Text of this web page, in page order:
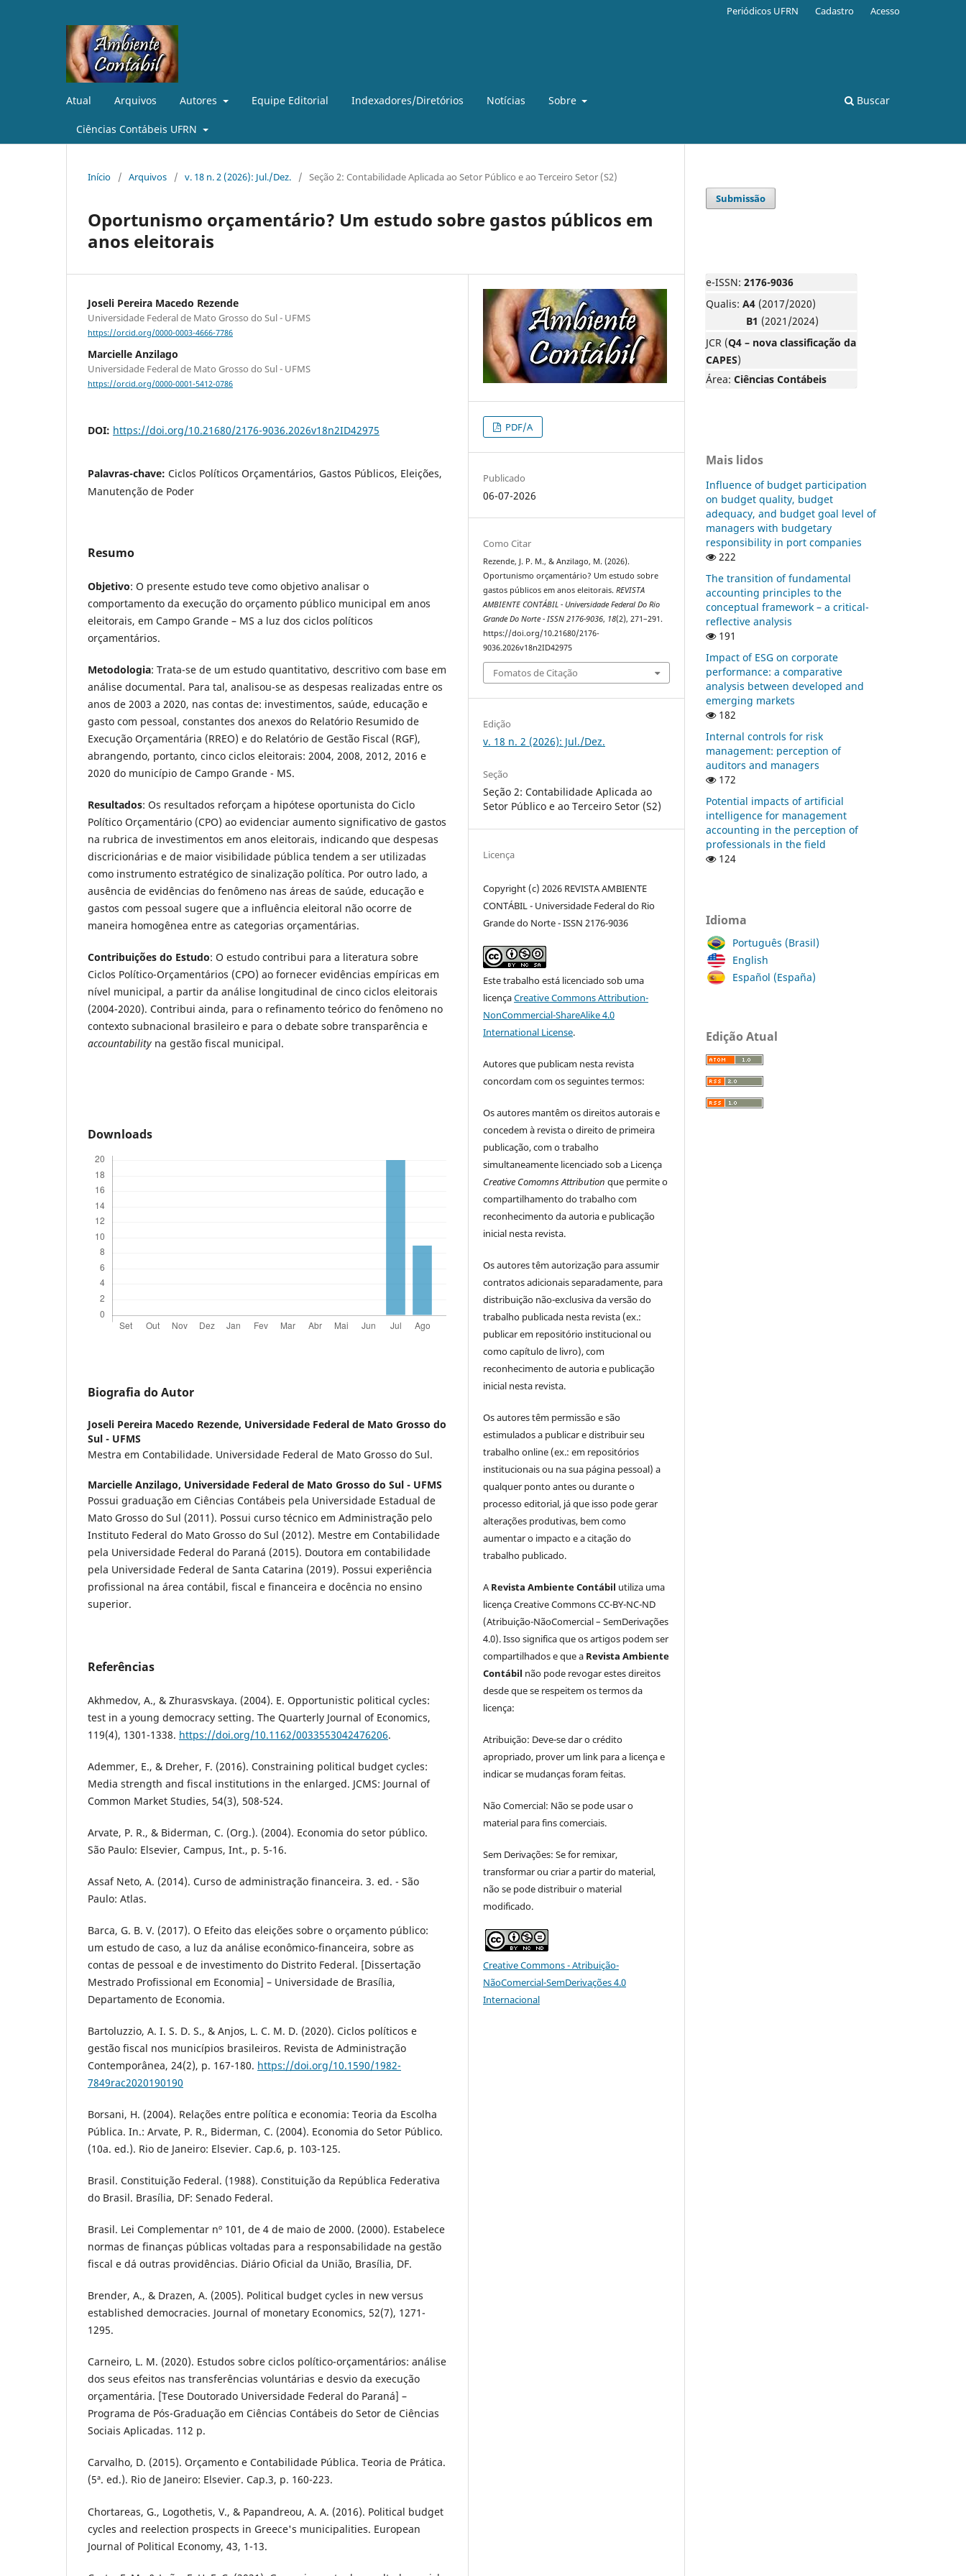
Atual Arquivos Autores Equipe Editorial Indexadores/Diretórios Notícias Sobre
Ciências Contábeis UFRN
Buscar
Periódicos UFRN Cadastro Acesso
Início / Arquivos / v. 18 n. 2 (2026): Jul./Dez. / Seção 2: Contabilidade Aplicada ao Setor Público e ao Terceiro Setor (S2)
Oportunismo orçamentário? Um estudo sobre gastos públicos em
anos eleitorais
Joseli Pereira Macedo Rezende
Universidade Federal de Mato Grosso do Sul - UFMS
https://orcid.org/0000-0003-4666-7786
Marcielle Anzilago
Universidade Federal de Mato Grosso do Sul - UFMS
https://orcid.org/0000-0001-5412-0786
DOI: https://doi.org/10.21680/2176-9036.2026v18n2ID42975
Palavras-chave: Ciclos Políticos Orçamentários, Gastos Públicos, Eleições,
Manutenção de Poder
Resumo
Objetivo: O presente estudo teve como objetivo analisar o
comportamento da execução do orçamento público municipal em anos
eleitorais, em Campo Grande – MS a luz dos ciclos políticos
orçamentários.
Metodologia: Trata-se de um estudo quantitativo, descritivo com base em
análise documental. Para tal, analisou-se as despesas realizadas entre os
anos de 2003 a 2020, nas contas de: investimentos, saúde, educação e
gasto com pessoal, constantes dos anexos do Relatório Resumido de
Execução Orçamentária (RREO) e do Relatório de Gestão Fiscal (RGF),
abrangendo, portanto, cinco ciclos eleitorais: 2004, 2008, 2012, 2016 e
2020 do município de Campo Grande - MS.
Resultados: Os resultados reforçam a hipótese oportunista do Ciclo
Político Orçamentário (CPO) ao evidenciar aumento significativo de gastos
na rubrica de investimentos em anos eleitorais, indicando que despesas
discricionárias e de maior visibilidade pública tendem a ser utilizadas
como instrumento estratégico de sinalização política. Por outro lado, a
ausência de evidências do fenômeno nas áreas de saúde, educação e
gastos com pessoal sugere que a influência eleitoral não ocorre de
maneira homogênea entre as categorias orçamentárias.
Contribuições do Estudo: O estudo contribui para a literatura sobre
Ciclos Político-Orçamentários (CPO) ao fornecer evidências empíricas em
nível municipal, a partir da análise longitudinal de cinco ciclos eleitorais
(2004-2020). Contribui ainda, para o refinamento teórico do fenômeno no
contexto subnacional brasileiro e para o debate sobre transparência e
accountability na gestão fiscal municipal.
Downloads
Biografia do Autor
Joseli Pereira Macedo Rezende, Universidade Federal de Mato Grosso do
Sul - UFMS
Mestra em Contabilidade. Universidade Federal de Mato Grosso do Sul.
Marcielle Anzilago, Universidade Federal de Mato Grosso do Sul - UFMS
Possui graduação em Ciências Contábeis pela Universidade Estadual de
Mato Grosso do Sul (2011). Possui curso técnico em Administração pelo
Instituto Federal do Mato Grosso do Sul (2012). Mestre em Contabilidade
pela Universidade Federal do Paraná (2015). Doutora em contabilidade
pela Universidade Federal de Santa Catarina (2019). Possui experiência
profissional na área contábil, fiscal e financeira e docência no ensino
superior.
Referências
Akhmedov, A., & Zhurasvskaya. (2004). E. Opportunistic political cycles:
test in a young democracy setting. The Quarterly Journal of Economics,
119(4), 1301-1338. https://doi.org/10.1162/0033553042476206.
Ademmer, E., & Dreher, F. (2016). Constraining political budget cycles:
Media strength and fiscal institutions in the enlarged. JCMS: Journal of
Common Market Studies, 54(3), 508-524.
Arvate, P. R., & Biderman, C. (Org.). (2004). Economia do setor público.
São Paulo: Elsevier, Campus, Int., p. 5-16.
Assaf Neto, A. (2014). Curso de administração financeira. 3. ed. - São
Paulo: Atlas.
Barca, G. B. V. (2017). O Efeito das eleições sobre o orçamento público:
um estudo de caso, a luz da análise econômico-financeira, sobre as
contas de pessoal e de investimento do Distrito Federal. [Dissertação
Mestrado Profissional em Economia] – Universidade de Brasília,
Departamento de Economia.
Bartoluzzio, A. I. S. D. S., & Anjos, L. C. M. D. (2020). Ciclos políticos e
gestão fiscal nos municípios brasileiros. Revista de Administração
Contemporânea, 24(2), p. 167-180. https://doi.org/10.1590/1982-
7849rac2020190190
Borsani, H. (2004). Relações entre política e economia: Teoria da Escolha
Pública. In.: Arvate, P. R., Biderman, C. (2004). Economia do Setor Público.
(10a. ed.). Rio de Janeiro: Elsevier. Cap.6, p. 103-125.
Brasil. Constituição Federal. (1988). Constituição da República Federativa
do Brasil. Brasília, DF: Senado Federal.
Brasil. Lei Complementar nº 101, de 4 de maio de 2000. (2000). Estabelece
normas de finanças públicas voltadas para a responsabilidade na gestão
fiscal e dá outras providências. Diário Oficial da União, Brasília, DF.
Brender, A., & Drazen, A. (2005). Political budget cycles in new versus
established democracies. Journal of monetary Economics, 52(7), 1271-
1295.
Carneiro, L. M. (2020). Estudos sobre ciclos político-orçamentários: análise
dos seus efeitos nas transferências voluntárias e desvio da execução
orçamentária. [Tese Doutorado Universidade Federal do Paraná] –
Programa de Pós-Graduação em Ciências Contábeis do Setor de Ciências
Sociais Aplicadas. 112 p.
Carvalho, D. (2015). Orçamento e Contabilidade Pública. Teoria de Prática.
(5ª. ed.). Rio de Janeiro: Elsevier. Cap.3, p. 160-223.
Chortareas, G., Logothetis, V., & Papandreou, A. A. (2016). Political budget
cycles and reelection prospects in Greece's municipalities. European
Journal of Political Economy, 43, 1-13.
PDF/A
Publicado
06-07-2026
Como Citar
Rezende, J. P. M., & Anzilago, M. (2026).
Oportunismo orçamentário? Um estudo sobre
gastos públicos em anos eleitorais.REVISTA
AMBIENTE CONTÁBIL - Universidade Federal Do Rio
Grande Do Norte - ISSN 2176-9036, 18(2), 271–291.
https://doi.org/10.21680/2176-
9036.2026v18n2ID42975
Fomatos de Citação
Edição
v. 18 n. 2 (2026): Jul./Dez.
Seção
Seção 2: Contabilidade Aplicada ao
Setor Público e ao Terceiro Setor (S2)
Licença
Copyright (c) 2026 REVISTA AMBIENTE
CONTÁBIL - Universidade Federal do Rio
Grande do Norte - ISSN 2176-9036
Este trabalho está licenciado sob uma
licençaCreative Commons Attribution-
NonCommercial-ShareAlike 4.0
International License.
Autores que publicam nesta revista
concordam com os seguintes termos:
Os autores mantêm os direitos autorais e
concedem à revista o direito de primeira
publicação, com o trabalho
simultaneamente licenciado sob a Licença
Creative Comomns Attribution que permite o
compartilhamento do trabalho com
reconhecimento da autoria e publicação
inicial nesta revista.
Os autores têm autorização para assumir
contratos adicionais separadamente, para
distribuição não-exclusiva da versão do
trabalho publicada nesta revista (ex.:
publicar em repositório institucional ou
como capítulo de livro), com
reconhecimento de autoria e publicação
inicial nesta revista.
Os autores têm permissão e são
estimulados a publicar e distribuir seu
trabalho online (ex.: em repositórios
institucionais ou na sua página pessoal) a
qualquer ponto antes ou durante o
processo editorial, já que isso pode gerar
alterações produtivas, bem como
aumentar o impacto e a citação do
trabalho publicado.
ARevista Ambiente Contábil utiliza uma
licença Creative Commons CC-BY-NC-ND
(Atribuição-NãoComercial – SemDerivações
4.0). Isso significa que os artigos podem ser
compartilhados e que a Revista Ambiente
Contábil não pode revogar estes direitos
desde que se respeitem os termos da
licença:
Atribuição: Deve-se dar o crédito
apropriado, prover um link para a licença e
indicar se mudanças foram feitas.
Não Comercial: Não se pode usar o
material para fins comerciais.
Sem Derivações: Se for remixar,
transformar ou criar a partir do material,
não se pode distribuir o material
modificado.
Creative Commons - Atribuição-
NãoComercial-SemDerivações 4.0
Internacional
Submissão
e-ISSN: 2176-9036
Qualis: A4 (2017/2020)
B1 (2021/2024)
JCR (Q4 – nova classificação da
CAPES)
Área: Ciências Contábeis
Mais lidos
Influence of budget participation
on budget quality, budget
adequacy, and budget goal level of
managers with budgetary
responsibility in port companies
222
The transition of fundamental
accounting principles to the
conceptual framework – a critical-
reflective analysis
191
Impact of ESG on corporate
performance: a comparative
analysis between developed and
emerging markets
182
Internal controls for risk
management: perception of
auditors and managers
172
Potential impacts of artificial
intelligence for management
accounting in the perception of
professionals in the field
124
Idioma
Português (Brasil)
English
Español (España)
Edição Atual